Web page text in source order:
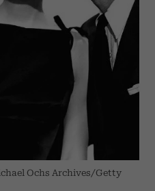
Ochs Archives/Getty